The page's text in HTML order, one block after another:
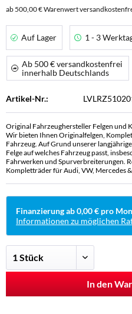
ab 500,00 € Warenwert
Auf Lager 1 - 3
Ab 500 € versandkostenfrei
innerhalb Deutschlands
Artikel-Nr.:
Original Fahrzeughersteller Felgen und
Wir bieten Ihnen Originalfelgen,
Fahrzeug. Auf Grund unserer
Felge auf welches Fahrzeug passt,
Fahrwerken und Spurverbreiterungen.
Kompletträder für Audi, VW, Mercedes
Finanzierung ab 0,00 € pro
Informationen zu möglichen
In den